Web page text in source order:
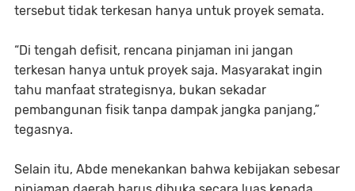
tersebut tidak terkesan hanya untuk proyek semata.
“Di tengah defisit, rencana pinjaman ini jangan
terkesan hanya untuk proyek saja. Masyarakat ingin
tahu manfaat strategisnya, bukan sekadar
pembangunan fisik tanpa dampak jangka panjang,”
tegasnya.
Selain itu, Abde menekankan bahwa kebijakan sebesar